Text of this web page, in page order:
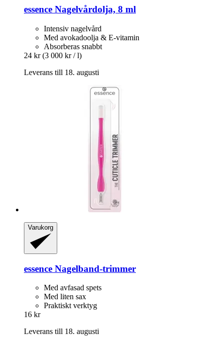
essence Nagelvårdolja, 8 ml
Intensiv nagelvård
Med avokadoolja & E-vitamin
Absorberas snabbt
24 kr (3 000 kr / l)
Leverans till 18. augusti
Varukorg
essence Nagelband-​trimmer
Med avfasad spets
Med liten sax
Praktiskt verktyg
16 kr
Leverans till 18. augusti